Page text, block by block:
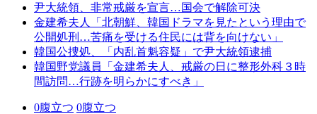
尹大統領、非常戒厳を宣言…国会で解除可決
金建希夫人「北朝鮮、韓国ドラマを見たという理由で
公開処刑…苦痛を受ける住民には背を向けない」
韓国公捜処、「内乱首魁容疑」で尹大統領逮捕
韓国野党議員「金建希夫人、戒厳の日に整形外科３時
間訪問…行跡を明らかにすべき」
0腹立つ 0腹立つ